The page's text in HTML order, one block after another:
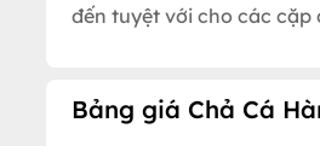
đến tuyệt với cho các cặp
Bảng giá Chả Cá